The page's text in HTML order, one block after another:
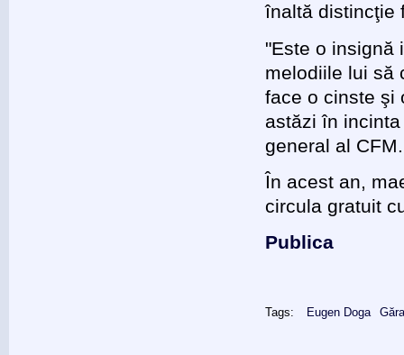
înaltă distincţie
"Este o insignă
melodiile lui să
face o cinste şi
astăzi în
general al CFM.
În acest an,
circula gratuit
Publica
Tags: Eugen Doga